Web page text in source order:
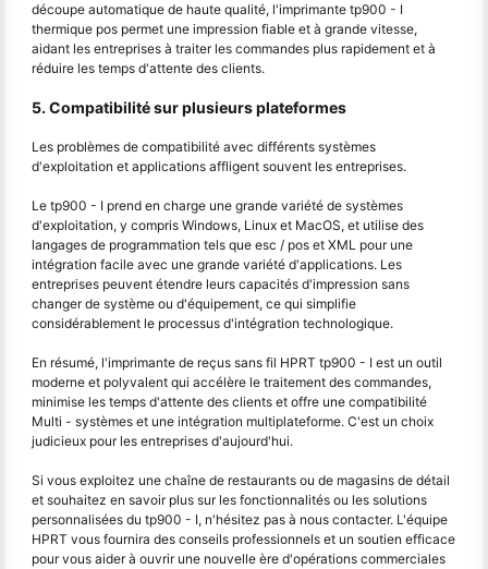
découpe automatique de haute qualité, l'imprimante tp900 - I
thermique pos permet une impression fiable et à grande vitesse,
aidant les entreprises à traiter les commandes plus rapidement et à
réduire les temps d'attente des clients.
5. Compatibilité sur plusieurs plateformes
Les problèmes de compatibilité avec différents systèmes
d'exploitation et applications affligent souvent les entreprises.
Le tp900 - I prend en charge une grande variété de systèmes
d'exploitation, y compris Windows, Linux et MacOS, et utilise des
langages de programmation tels que esc / pos et XML pour une
intégration facile avec une grande variété d'applications. Les
entreprises peuvent étendre leurs capacités d'impression sans
changer de système ou d'équipement, ce qui simplifie
considérablement le processus d'intégration technologique.
En résumé, l'imprimante de reçus sans fil HPRT tp900 - I est un outil
moderne et polyvalent qui accélère le traitement des commandes,
minimise les temps d'attente des clients et offre une compatibilité
Multi - systèmes et une intégration multiplateforme. C'est un choix
judicieux pour les entreprises d'aujourd'hui.
Si vous exploitez une chaîne de restaurants ou de magasins de détail
et souhaitez en savoir plus sur les fonctionnalités ou les solutions
personnalisées du tp900 - I, n'hésitez pas à nous contacter. L'équipe
HPRT vous fournira des conseils professionnels et un soutien efficace
pour vous aider à ouvrir une nouvelle ère d'opérations commerciales